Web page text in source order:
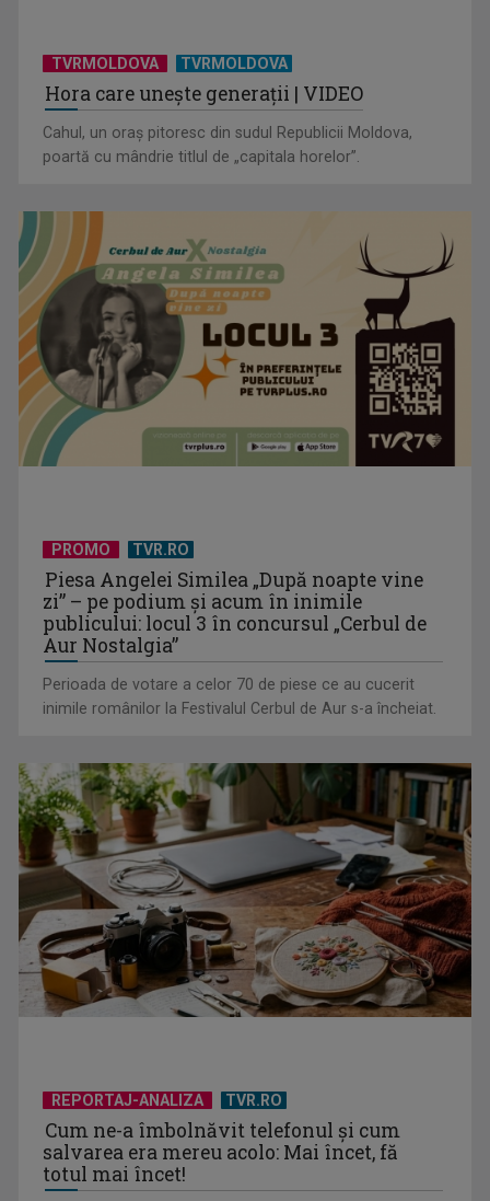
TVRMOLDOVA TVRMOLDOVA
Hora care unește generații | VIDEO
Cahul, un oraș pitoresc din sudul Republicii Moldova,
poartă cu mândrie titlul de „capitala horelor”.
PROMO TVR.RO
Piesa Angelei Similea „După noapte vine
zi” – pe podium şi acum în inimile
publicului: locul 3 în concursul „Cerbul de
Aur Nostalgia”
Perioada de votare a celor 70 de piese ce au cucerit
inimile românilor la Festivalul Cerbul de Aur s-a încheiat.
REPORTAJ-ANALIZA TVR.RO
Cum ne-a îmbolnăvit telefonul și cum
salvarea era mereu acolo: Mai încet, fă
totul mai încet!